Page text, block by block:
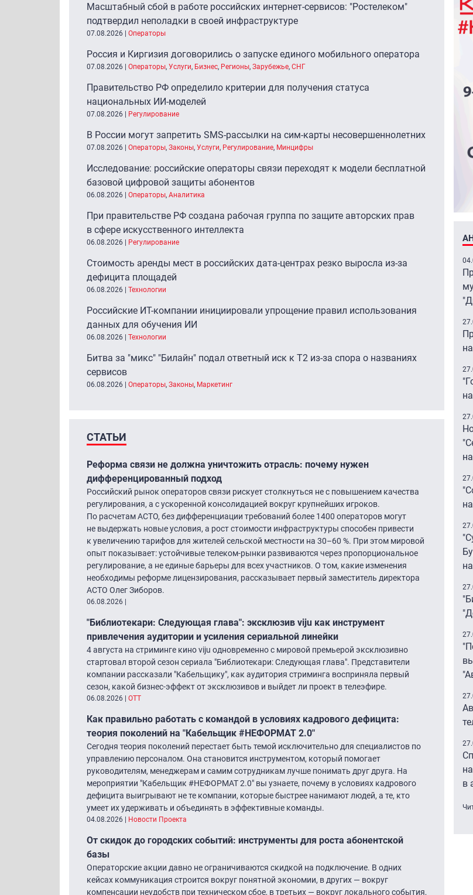
Масштабный сбой в работе российских интернет-сервисов: "Ростелеком"
подтвердил неполадки в своей инфраструктуре
07.08.2026 | Операторы
Россия и Киргизия договорились о запуске единого мобильного оператора
07.08.2026 | Операторы, Услуги, Бизнес, Регионы, Зарубежье, СНГ
Правительство РФ определило критерии для получения статуса
национальных ИИ-моделей
07.08.2026 | Регулирование
В России могут запретить SMS-рассылки на сим-карты несовершеннолетних
07.08.2026 | Операторы, Законы, Услуги, Регулирование, Минцифры
Исследование: российские операторы связи переходят к модели бесплатной
базовой цифровой защиты абонентов
06.08.2026 | Операторы, Аналитика
При правительстве РФ создана рабочая группа по защите авторских прав
в сфере искусственного интеллекта
06.08.2026 | Регулирование
Стоимость аренды мест в российских дата-центрах резко выросла из-за
дефицита площадей
06.08.2026 | Технологии
Российские ИТ-компании инициировали упрощение правил использования
данных для обучения ИИ
06.08.2026 | Технологии
Битва за "микс" "Билайн" подал ответный иск к Т2 из-за спора о названиях
сервисов
06.08.2026 | Операторы, Законы, Маркетинг
СТАТЬИ
Реформа связи не должна уничтожить отрасль: почему нужен
дифференцированный подход
Российский рынок операторов связи рискует столкнуться не с повышением качества
регулирования, а с ускоренной консолидацией вокруг крупнейших игроков.
По расчетам АСТО, без дифференциации требований более 1400 операторов могут
не выдержать новые условия, а рост стоимости инфраструктуры способен привести
к увеличению тарифов для жителей сельской местности на 30–60 %. При этом мировой
опыт показывает: устойчивые телеком-рынки развиваются через пропорциональное
регулирование, а не единые барьеры для всех участников. О том, какие изменения
необходимы реформе лицензирования, рассказывает первый заместитель директора
АСТО Олег Зиборов.
06.08.2026 |
"Библиотекари: Следующая глава": эксклюзив viju как инструмент
привлечения аудитории и усиления сериальной линейки
4 августа на стриминге кино viju одновременно с мировой премьерой эксклюзивно
стартовал второй сезон сериала "Библиотекари: Следующая глава". Представители
компании рассказали "Кабельщику", как аудитория стриминга восприняла первый
сезон, какой бизнес-эффект от эксклюзивов и выйдет ли проект в телеэфире.
06.08.2026 | ОТТ
Как правильно работать с командой в условиях кадрового дефицита:
теория поколений на "Кабельщик #НЕФОРМАТ 2.0"
Сегодня теория поколений перестает быть темой исключительно для специалистов по
управлению персоналом. Она становится инструментом, который помогает
руководителям, менеджерам и самим сотрудникам лучше понимать друг друга. На
мероприятии "Кабельщик #НЕФОРМАТ 2.0" вы узнаете, почему в условиях кадрового
дефицита выигрывают не те компании, которые быстрее нанимают людей, а те, кто
умеет их удерживать и объединять в эффективные команды.
04.08.2026 | Новости Проекта
От скидок до городских событий: инструменты для роста абонентской
базы
Операторские акции давно не ограничиваются скидкой на подключение. В одних
кейсах коммуникация строится вокруг понятной экономии, в других — вокруг
компенсации неудобств при техническом сбое, в третьих — вокруг локального события,
в